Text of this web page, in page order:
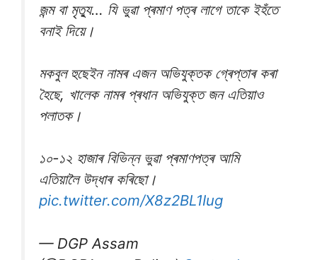
জন্ম বা মৃত্যু… যি ভুৱা প্ৰমাণ পত্ৰ লাগে তাকে ইহঁতে
বনাই দিয়ে।
মকবুল হুছেইন নামৰ এজন অভিযুক্তক গ্ৰেপ্তাৰ কৰা
হৈছে, খালেক নামৰ প্ৰধান অভিযুক্ত জন এতিয়াও
পলাতক।
১০-১২ হাজাৰ বিভিন্ন ভুৱা প্ৰমাণপত্ৰ আমি
এতিয়ালৈ উদ্ধাৰ কৰিছো।
pic.twitter.com/X8z2BL1Iug
— DGP Assam